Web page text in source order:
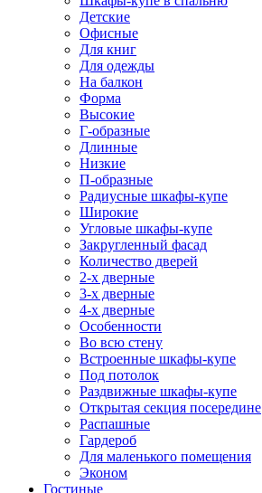
Детские
Офисные
Для книг
Для одежды
На балкон
Форма
Высокие
Г-образные
Длинные
Низкие
П-образные
Радиусные шкафы-купе
Широкие
Угловые шкафы-купе
Закругленный фасад
Количество дверей
2-х дверные
3-х дверные
4-х дверные
Особенности
Во всю стену
Встроенные шкафы-купе
Под потолок
Раздвижные шкафы-купе
Открытая секция посередине
Распашные
Гардероб
Для маленького помещения
Эконом
Гостиные